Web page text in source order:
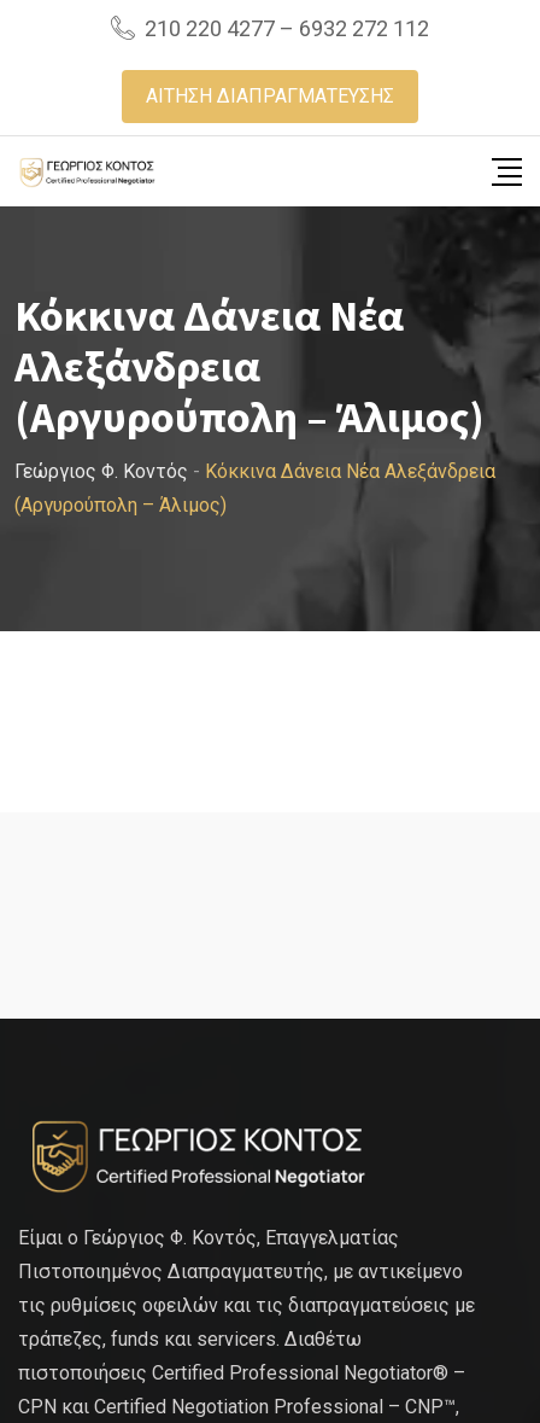
210 220 4277 – 6932 272 112
ΑΙΤΗΣΗ ΔΙΑΠΡΑΓΜΑΤΕΥΣΗΣ
Κόκκινα Δάνεια Νέα
Αλεξάνδρεια
(Αργυρούπολη – Άλιμος)
Γεώργιος Φ. Κοντός - Κόκκινα Δάνεια Νέα Αλεξάνδρεια
(Αργυρούπολη – Άλιμος)
Είμαι ο Γεώργιος Φ. Κοντός, Επαγγελματίας
Πιστοποιημένος Διαπραγματευτής, με αντικείμενο
τις ρυθμίσεις οφειλών και τις διαπραγματεύσεις με
τράπεζες, funds και servicers. Διαθέτω
πιστοποιήσεις Certified Professional Negotiator® –
CPN και Certified Negotiation Professional – CNP™,